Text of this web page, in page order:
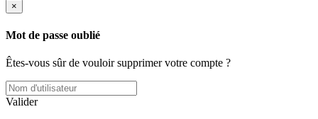
×
Mot de passe oublié
Êtes-vous sûr de vouloir supprimer votre compte ?
Valider